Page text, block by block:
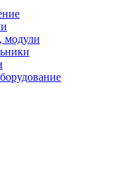
модули